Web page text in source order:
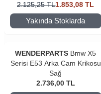
2.125,25 TL1.853,08 TL
Yakında Stoklarda
WENDERPARTS Bmw X5
Serisi E53 Arka Cam Krikosu
Sağ
2.736,00 TL